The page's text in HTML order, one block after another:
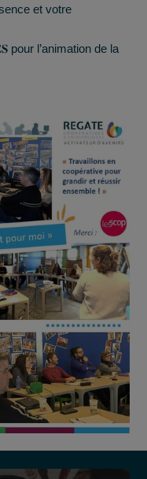
et votre
pour l’animation de la